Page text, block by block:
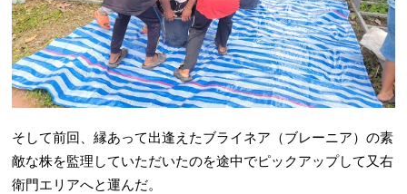
そして前回、縁あって出逢えたブライネア（ブレーニア）の素
敵な株を監理していただいたのを途中でピックアップして又右
衛門エリアへと運んだ。